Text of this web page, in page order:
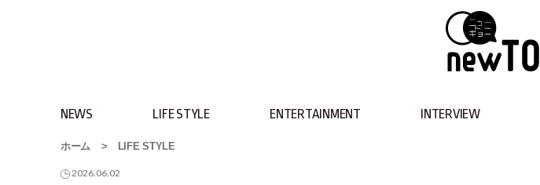
NEWS LIFE STYLE ENTERTAINMENT INTERVIEW
ホーム > LIFE STYLE
2026.06.02